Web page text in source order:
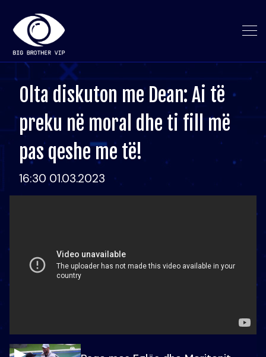
Olta diskuton me Dean: Ai të
preku në moral dhe ti fill më
pas qeshe me të!
16:30 01.03.2023